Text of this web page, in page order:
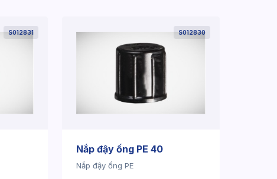
S012831 S012830
Nắp đậy ống PE 40
Nắp đậy ống PE